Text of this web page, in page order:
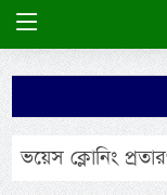
ভয়েস ক্লোনিং